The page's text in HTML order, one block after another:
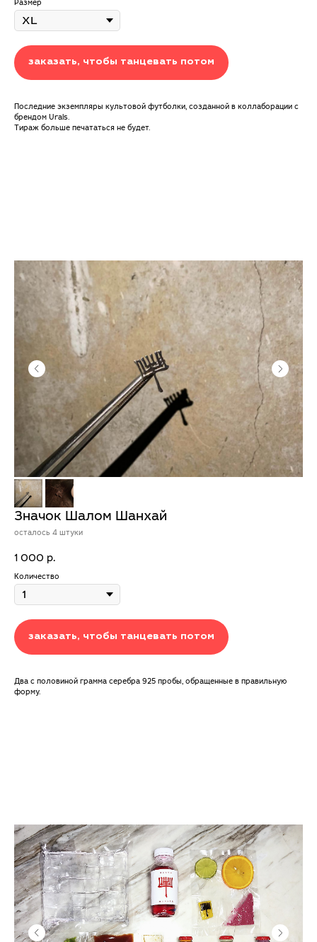
Размер
заказать, чтобы танцевать потом
Последние экземпляры культовой футболки, созданной в коллаборации с
брендом Urals.
Тираж больше печататься не будет.
Значок Шалом Шанхай
осталось 4 штуки
1 000 р.
Количество
заказать, чтобы танцевать потом
Два с половиной грамма серебра 925 пробы, обращенные в правильную
форму.